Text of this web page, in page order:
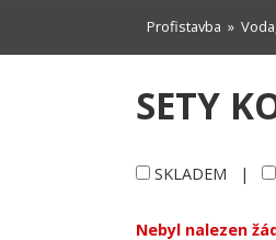
Profistavba »
SETY
SKLADEM |
Nebyl nalezen